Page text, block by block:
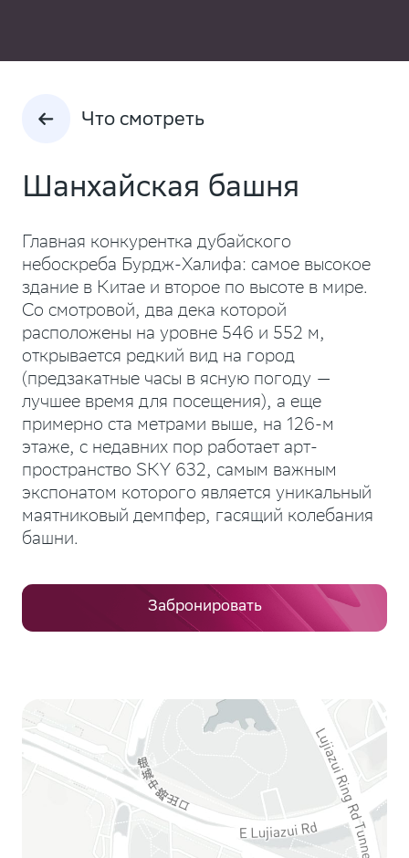
Что смотреть
Шанхайская башня
Главная конкурентка дубайского
небоскреба Бурдж-Халифа: самое высокое
здание в Китае и второе по высоте в мире.
Со смотровой, два дека которой
расположены на уровне 546 и 552 м,
открывается редкий вид на город
(предзакатные часы в ясную погоду —
лучшее время для посещения), а еще
примерно ста метрами выше, на 126-м
этаже, с недавних пор работает арт-
пространство SKY 632, самым важным
экспонатом которого является уникальный
маятниковый демпфер, гасящий колебания
башни.
Забронировать